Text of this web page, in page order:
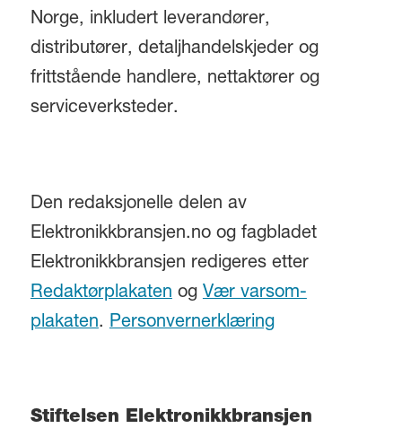
Norge, inkludert leverandører,
distributører, detaljhandelskjeder og
frittstående handlere, nettaktører og
serviceverksteder.
Den redaksjonelle delen av
Elektronikkbransjen.no og fagbladet
Elektronikkbransjen redigeres etter
Redaktørplakaten og Vær varsom-
plakaten. Personvernerklæring
Stiftelsen Elektronikkbransjen